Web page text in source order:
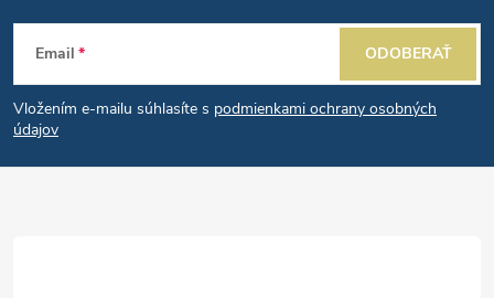
Z
á
p
Email
Vložením e-mailu súhlasíte s podmienkami ochrany osobných
údajov
ODOBERAŤ